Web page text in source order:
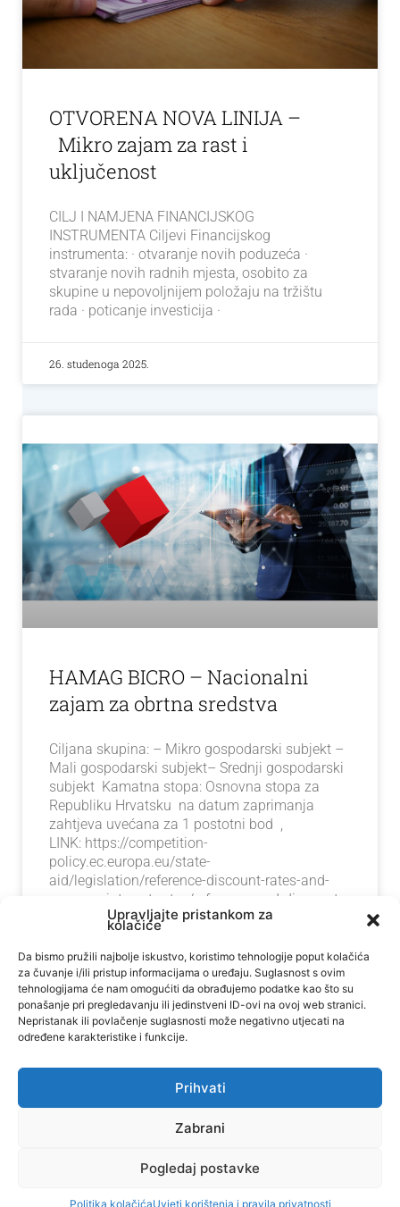
Upravljajte pristankom za
kolačiće
Da bismo pružili najbolje iskustvo, koristimo tehnologije poput kolačića
za čuvanje i/ili pristup informacijama o uređaju. Suglasnost s ovim
tehnologijama će nam omogućiti da obrađujemo podatke kao što su
ponašanje pri pregledavanju ili jedinstveni ID-ovi na ovoj web stranici.
Nepristanak ili povlačenje suglasnosti može negativno utjecati na
određene karakteristike i funkcije.
Prihvati
Zabrani
Pogledaj postavke
Politika kolačićaUvjeti korištenja i pravila privatnosti
OTVORENA NOVA LINIJA –
Mikro zajam za rast i
uključenost
CILJ I NAMJENA FINANCIJSKOG
INSTRUMENTA Ciljevi Financijskog
instrumenta: · otvaranje novih poduzeća ·
stvaranje novih radnih mjesta, osobito za
skupine u nepovoljnijem položaju na tržištu
rada · poticanje investicija ·
26. studenoga 2025.
HAMAG BICRO – Nacionalni
zajam za obrtna sredstva
Ciljana skupina: – Mikro gospodarski subjekt –
Mali gospodarski subjekt– Srednji gospodarski
subjekt Kamatna stopa: Osnovna stopa za
Republiku Hrvatsku na datum zaprimanja
zahtjeva uvećana za 1 postotni bod ,
LINK: https://competition-
policy.ec.europa.eu/state-
aid/legislation/reference-discount-rates-and-
recovery-interest-rates/reference-and-discount-
rates_en Poček: Do
14. listopada 2025.